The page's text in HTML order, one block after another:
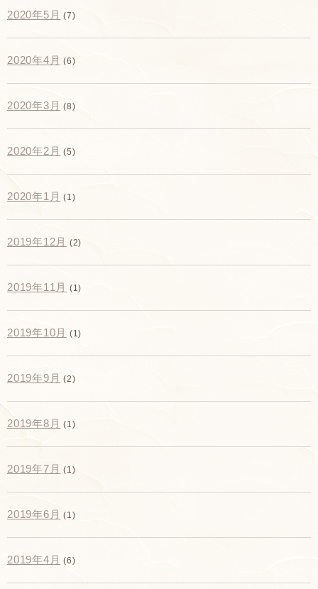
2020年5月 (7)
2020年4月 (6)
2020年3月 (8)
2020年2月 (5)
2020年1月 (1)
2019年12月 (2)
2019年11月 (1)
2019年10月 (1)
2019年9月 (2)
2019年8月 (1)
2019年7月 (1)
2019年6月 (1)
2019年4月 (6)